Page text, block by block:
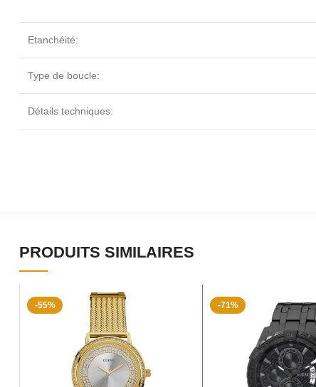
Etanchéité:
Type de boucle:
Détails techniques:
PRODUITS SIMILAIRES
-55% -71%